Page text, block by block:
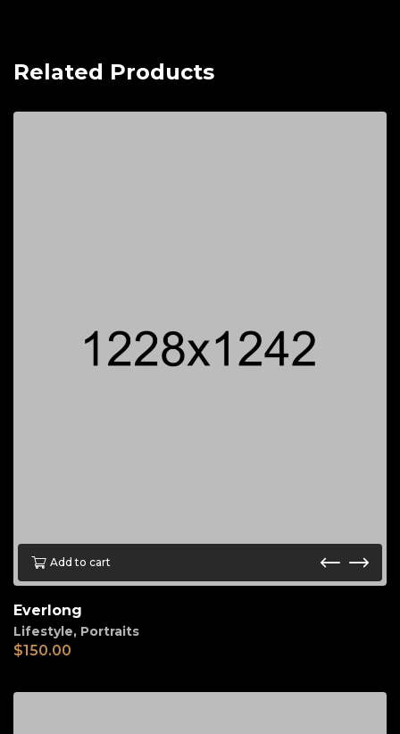
Related Products
Add to cart
Everlong
Lifestyle, Portraits
$150.00